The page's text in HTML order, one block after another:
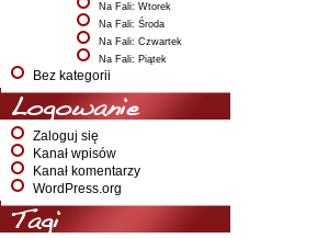
Na Fali: Wtorek
Na Fali: Środa
Na Fali: Czwartek
Na Fali: Piątek
Bez kategorii
Logowanie
Zaloguj się
Kanał wpisów
Kanał komentarzy
WordPress.org
Tagi